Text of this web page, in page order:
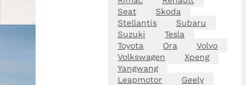
Seat
Skoda
Stellantis
Subaru
Suzuki
Tesla
Toyota
Ora
Volvo
Volkswagen
Xpeng
Yangwang
Leapmotor
Geely